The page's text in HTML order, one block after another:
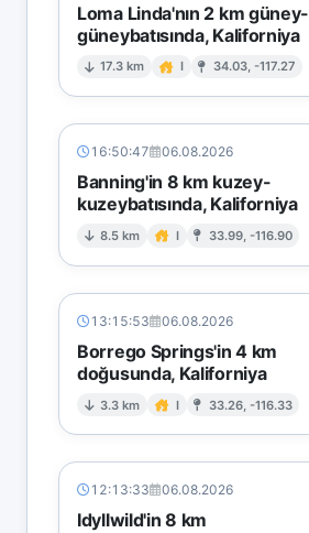
Loma Linda'nın 2 km güney-
güneybatısında, Kaliforniya
17.3 km I 34.03, -117.27
16:50:47 06.08.2026
Banning'in 8 km kuzey-
kuzeybatısında, Kaliforniya
8.5 km I 33.99, -116.90
13:15:53 06.08.2026
Borrego Springs'in 4 km
doğusunda, Kaliforniya
3.3 km I 33.26, -116.33
12:13:33 06.08.2026
Idyllwild'in 8 km